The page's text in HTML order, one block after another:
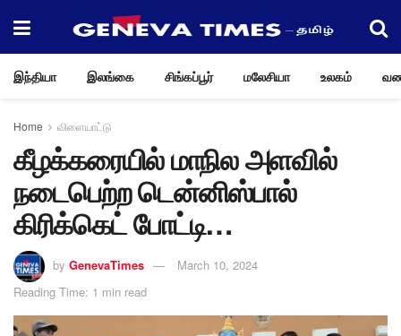
இந்தியா இலங்கை சிங்கப்பூர் மலேசியா உலகம்
Home விளையாட்டு
கீழக்கரையில் மாநில அளவில்
நடைபெற்ற டென்னிஸ்பால்
கிரிக்கெட் போட்டி…
by GenevaTimes
March 10, 2024
Reading Time: 1 min read